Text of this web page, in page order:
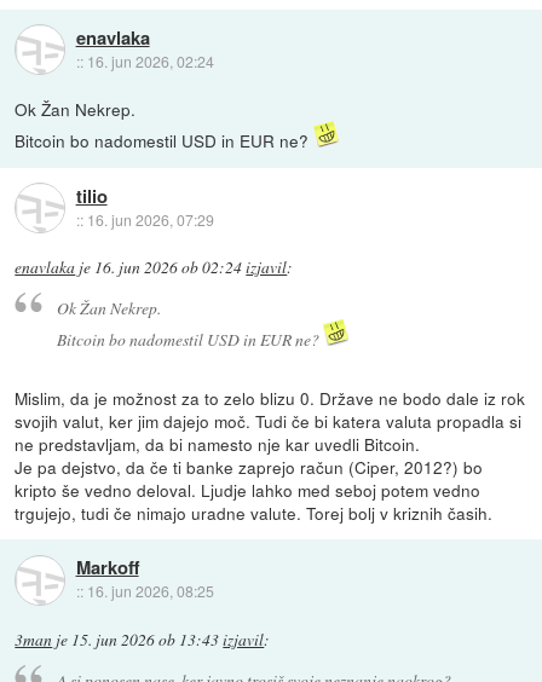
enavlaka
:: 16. jun 2026, 02:24
Ok Žan Nekrep.
Bitcoin bo nadomestil USD in EUR ne?
tilio
:: 16. jun 2026, 07:29
enavlaka je 16. jun 2026 ob 02:24izjavil:
Ok Žan Nekrep.
Bitcoin bo nadomestil USD in EUR ne?
Mislim, da je možnost za to zelo blizu 0. Države ne bodo dale iz rok
svojih valut, ker jim dajejo moč. Tudi če bi katera valuta propadla si
ne predstavljam, da bi namesto nje kar uvedli Bitcoin.
Je pa dejstvo, da če ti banke zaprejo račun (Ciper, 2012?) bo
kripto še vedno deloval. Ljudje lahko med seboj potem vedno
trgujejo, tudi če nimajo uradne valute. Torej bolj v kriznih časih.
Markoff
:: 16. jun 2026, 08:25
3man je 15. jun 2026 ob 13:43izjavil: